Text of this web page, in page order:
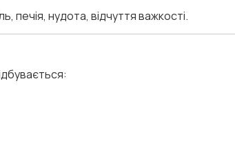
печія, нудота, відчуття важкості.